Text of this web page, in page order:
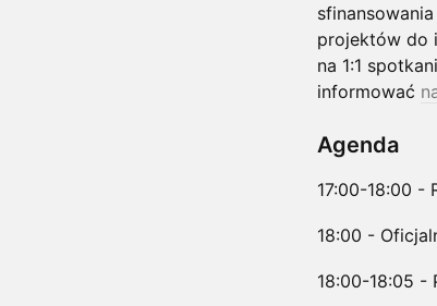
projektów do
na 1:1
informować
​Agenda
​17:00-18:00 -
​18:00 -
​18:00-18:05 -